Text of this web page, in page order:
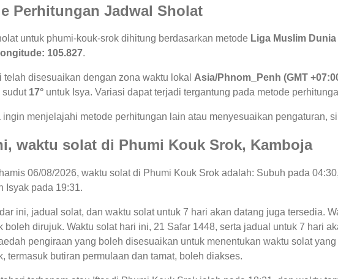
Perhitungan Jadwal Sholat
untuk phumi-kouk-srok dihitung berdasarkan metode Liga Muslim Dunia
105.827.
telah disesuaikan dengan zona waktu lokal Asia/Phnom_Penh (GMT
sudut 17° untuk Isya. Variasi dapat terjadi tergantung pada metode
ingin menjelajahi metode perhitungan lain atau menyesuaikan pengaturan,
waktu solat di Phumi Kouk Srok, Kamboja
06/08/2026, waktu solat di Phumi Kouk Srok adalah: Subuh pada
Isyak pada 19:31.
ini, jadual solat, dan waktu solat untuk 7 hari akan datang juga tersedia.
boleh dirujuk. Waktu solat hari ini, 21 Safar 1448, serta jadual untuk 7 hari
pengiraan yang boleh disesuaikan untuk menentukan waktu solat
termasuk butiran permulaan dan tamat, boleh diakses.